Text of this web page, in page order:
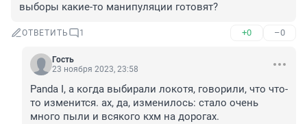
выборы какие-то манипуляции готовят?
ОТВЕТИТЬ 1 +0 –0
Гость
23 ноября 2023, 23:58
Panda I, а когда выбирали локотя, говорили, что что-
то изменится. ах, да, изменилось: стало очень
много пыли и всякого кхм на дорогах.